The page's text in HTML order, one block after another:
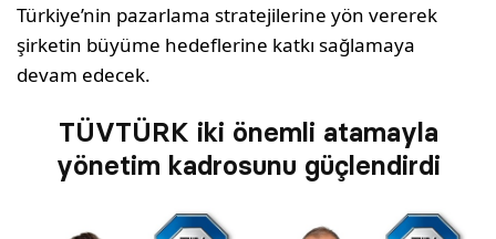
Türkiye’nin pazarlama stratejilerine yön vererek
şirketin büyüme hedeflerine katkı sağlamaya
devam edecek.
TÜVTÜRK iki önemli atamayla
yönetim kadrosunu güçlendirdi